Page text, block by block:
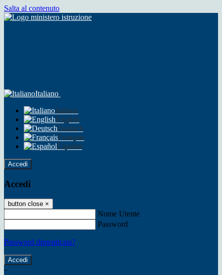
Salta al contenuto
Italiano
Italiano
English
Deutsch
Français
Español
Accedi
Accedi
button close ×
Nome Utente
Password
Password dimenticata?
-